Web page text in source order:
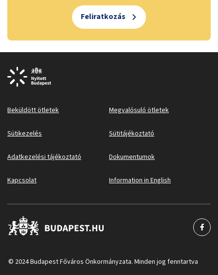
Feliratkozás
Beküldött ötletek Megvalósuló ötletek
Sütikezelés Sütitájékoztató
Adatkezelési tájékoztató Dokumentumok
Kapcsolat Information in English
© 2024 Budapest Főváros Önkormányzata. Minden jog fenntartva